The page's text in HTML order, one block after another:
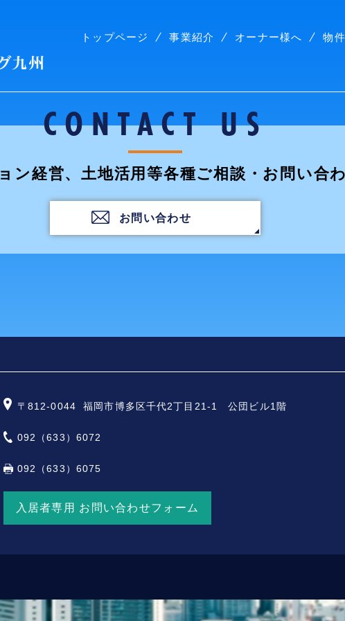
株式会社コープリビング九州
トップページ 事業紹介 オーナー様へ 物
CONTACT US
ン経営、土地活用等各種ご相談・お問い合
お問い合わせ
〒812-0044 福岡市博多区千代2丁目21-1 公団ビル1階
092（633）6072
092（633）6075
入居者専用 お問い合わせフォーム